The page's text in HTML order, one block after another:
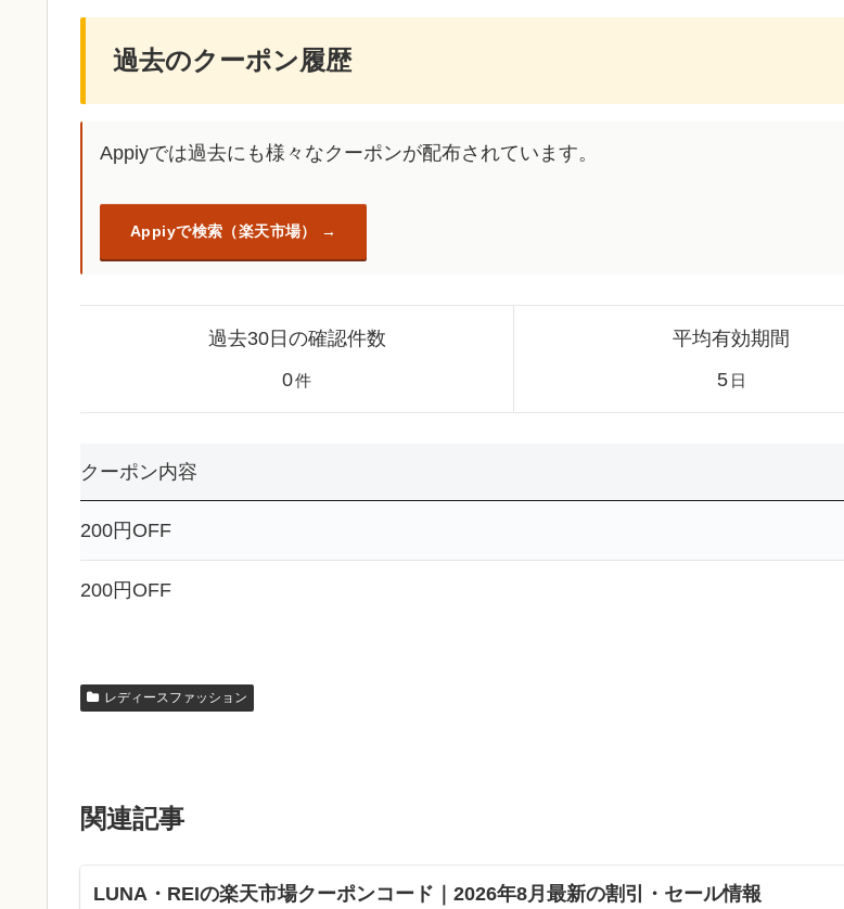
過去のクーポン履歴
Appiyでは過去にも様々なクーポンが配布されています。
Appiyで検索（楽天市場）
過去30日の確認件数
0件
平均有効期間
5 日
クーポン内容
200円OFF
200円OFF
レディースファッション
関連記事
LUNA・REIの楽天市場クーポンコード｜2026年8月最新の割引・セール情報